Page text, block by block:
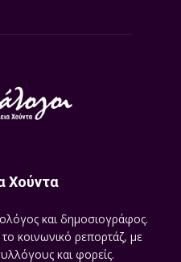
Χούντα
και δημοσιογράφος.
κοινωνικό ρεπορτάζ, με
και φορείς.